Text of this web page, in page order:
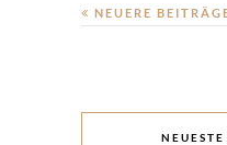
NEUERE